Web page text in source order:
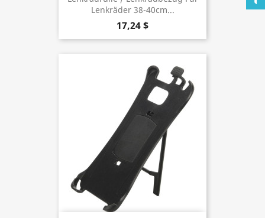
Lenkräder 38-40cm...
17,24 $